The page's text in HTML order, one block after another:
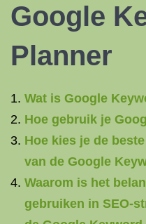
Google
Planner
Wat is Google
Hoe gebruik je
Hoe kies je de
van de Google
Waarom is het
gebruiken in SEO-